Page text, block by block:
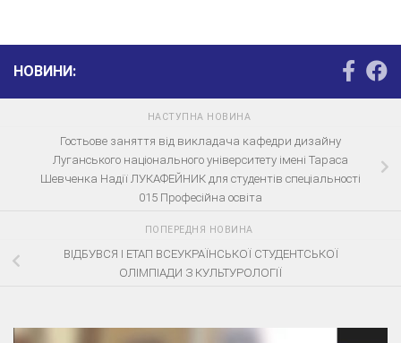
НОВИНИ:
НАСТУПНА НОВИНА
Гостьове заняття від викладача кафедри дизайну
Луганського національного університету імені Тараса
Шевченка Надії ЛУКАФЕЙНИК для студентів спеціальності
015 Професійна освіта
ПОПЕРЕДНЯ НОВИНА
ВІДБУВСЯ І ЕТАП ВСЕУКРАЇНСЬКОЇ СТУДЕНТСЬКОЇ
ОЛІМПІАДИ З КУЛЬТУРОЛОГІЇ